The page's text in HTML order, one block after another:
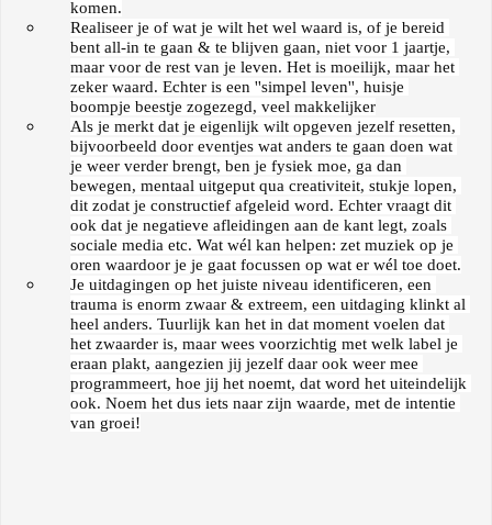
komen.
Realiseer je of wat je wilt het wel waard is, of je bereid
bent all-in te gaan & te blijven gaan, niet voor 1 jaartje,
maar voor de rest van je leven. Het is moeilijk, maar het
zeker waard. Echter is een ''simpel leven'', huisje
boompje beestje zogezegd, veel makkelijker
Als je merkt dat je eigenlijk wilt opgeven jezelf resetten,
bijvoorbeeld door eventjes wat anders te gaan doen wat
je weer verder brengt, ben je fysiek moe, ga dan
bewegen, mentaal uitgeput qua creativiteit, stukje lopen,
dit zodat je constructief afgeleid word. Echter vraagt dit
ook dat je negatieve afleidingen aan de kant legt, zoals
sociale media etc. Wat wél kan helpen: zet muziek op je
oren waardoor je je gaat focussen op wat er wél toe doet.
Je uitdagingen op het juiste niveau identificeren, een
trauma is enorm zwaar & extreem, een uitdaging klinkt al
heel anders. Tuurlijk kan het in dat moment voelen dat
het zwaarder is, maar wees voorzichtig met welk label je
eraan plakt, aangezien jij jezelf daar ook weer mee
programmeert, hoe jij het noemt, dat word het uiteindelijk
ook. Noem het dus iets naar zijn waarde, met de intentie
van groei!